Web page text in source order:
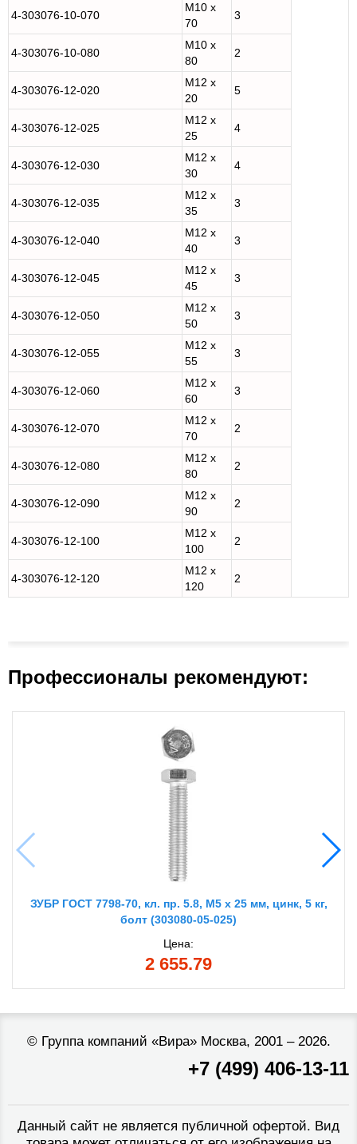
4-303076-10-070
M10 x
70
3
4-303076-10-080
M10 x
80
2
4-303076-12-020
M12 x
20
5
4-303076-12-025
M12 x
25
4
4-303076-12-030
M12 x
30
4
4-303076-12-035
M12 x
35
3
4-303076-12-040
M12 x
40
3
4-303076-12-045
M12 x
45
3
4-303076-12-050
M12 x
50
3
4-303076-12-055
M12 x
55
3
4-303076-12-060
M12 x
60
3
4-303076-12-070
M12 x
70
2
4-303076-12-080
M12 x
80
2
4-303076-12-090
M12 x
90
2
4-303076-12-100
M12 x
100
2
4-303076-12-120
M12 x
120
2
Профессионалы рекомендуют:
ЗУБР ГОСТ 7798-70, кл. пр. 5.8, M5 х 25 мм, цинк, 5 кг,
болт (303080-05-025)
Цена:
2 655.79
© Группа компаний «Вира»Москва, 2001 – 2026.
+7 (499) 406-13-11
Данный сайт не является публичной офертой. Вид